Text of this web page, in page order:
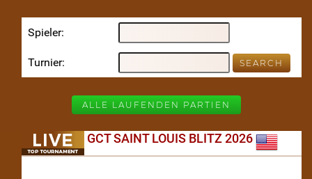
Spieler
Turnier
ALLE LAUFENDEN PARTIEN
GCT SAINT LOUIS BLITZ 2026